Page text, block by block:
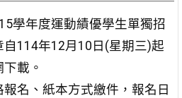
學年度運動績優學生單獨招
自114年12月10日(星期三)起
載。
報名、紙本方式繳件，報名日